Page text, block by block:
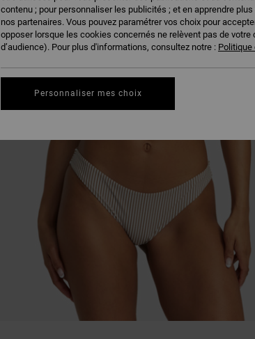
contenu ; pour personnaliser les publicités ; et en apprendre
nos partenaires. Vous pouvez paramétrer vos choix pour
opposer lorsque les cookies concernés ne relèvent pas de
d’audience). Pour plus d'informations, consultez notre :
Personnaliser mes choix